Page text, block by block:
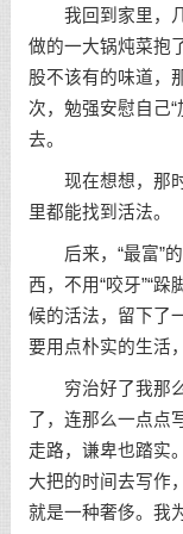
我回到家里，几
做的一大锅炖菜抱
股不该有的味道，
次，勉强安慰自己
去。
现在想想，那时
里都能找到活法。
后来，“最富”的
西，不用“咬牙”“跺
候的活法，留下了
要用点朴实的生活
穷治好了我那么
了，连那么一点点
走路，谦卑也踏实
大把的时间去写作
就是一种奢侈。我